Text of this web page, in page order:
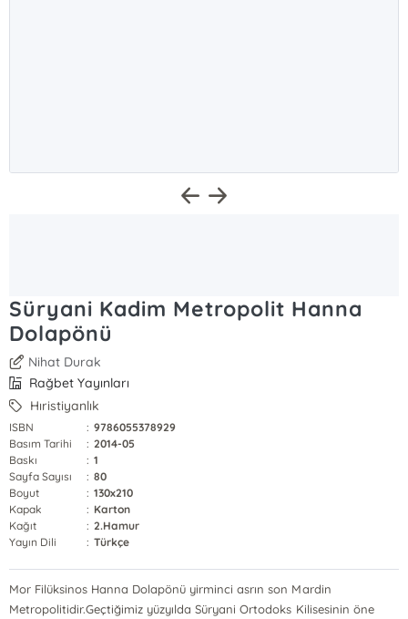
Süryani Kadim Metropolit Hanna
Dolapönü
Nihat Durak
Rağbet Yayınları
Hıristiyanlık
ISBN : 9786055378929
Basım Tarihi
: 2014-05
Baskı
: 1
Sayfa Sayısı
: 80
Boyut
: 130x210
Kapak
: Karton
Kağıt
: 2.Hamur
Yayın Dili
: Türkçe
Mor Filüksinos Hanna Dolapönü yirminci asrın son Mardin
Metropolitidir.Geçtiğimiz yüzyılda Süryani Ortodoks Kilisesinin öne